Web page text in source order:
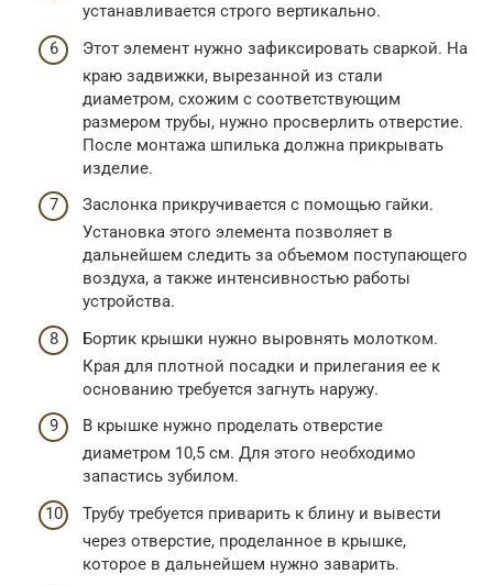
устанавливается строго вертикально.
Этот элемент нужно зафиксировать сваркой. На
краю задвижки, вырезанной из стали
диаметром, схожим с соответствующим
размером трубы, нужно просверлить отверстие.
После монтажа шпилька должна прикрывать
изделие.
Заслонка прикручивается с помощью гайки.
Установка этого элемента позволяет в
дальнейшем следить за объемом поступающего
воздуха, а также интенсивностью работы
устройства.
Бортик крышки нужно выровнять молотком.
Края для плотной посадки и прилегания ее к
основанию требуется загнуть наружу.
В крышке нужно проделать отверстие
диаметром 10,5 см. Для этого необходимо
запастись зубилом.
Трубу требуется приварить к блину и вывести
через отверстие, проделанное в крышке,
которое в дальнейшем нужно заварить.